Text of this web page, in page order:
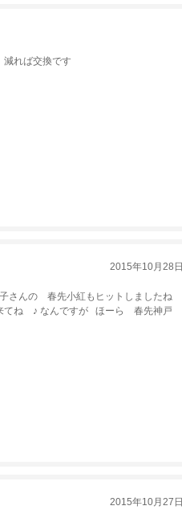
れば交換です
2015年10月28日
さんの 春先小紅もヒットしましたね
ね ♪ なんですが ほーら 春先神戸
2015年10月27日